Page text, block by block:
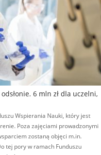
6 mln zł dla uczelni,
Wspierania Nauki, który jest
Poza zajęciami prowadzonymi
zostaną objęci m.in.
tej pory w ramach Funduszu